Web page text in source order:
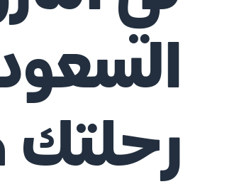
رحلتك